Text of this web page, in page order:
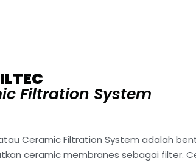
Filtration System
Ceramic Filtration System adalah
ceramic membranes sebagai filter.